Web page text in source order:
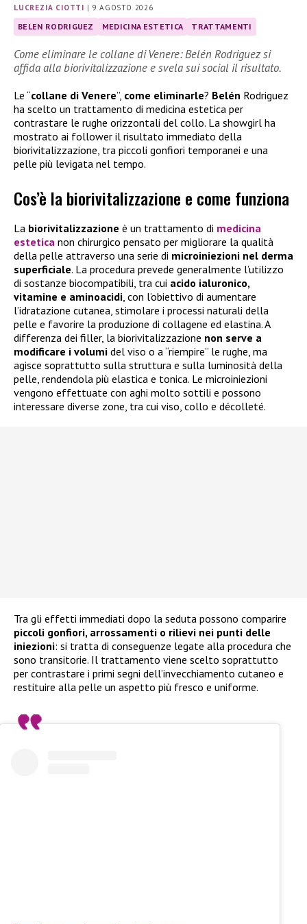
LUCREZIA CIOTTI | 9 AGOSTO 2026
BELEN RODRIGUEZ MEDICINA ESTETICA TRATTAMENTI
Come eliminare le collane di Venere: Belén Rodriguez si
affida alla biorivitalizzazione e svela sui social il risultato.
Le “collane di Venere”, come eliminarle? Belén Rodriguez
ha scelto un trattamento di medicina estetica per
contrastare le rughe orizzontali del collo. La showgirl ha
mostrato ai follower il risultato immediato della
biorivitalizzazione, tra piccoli gonfiori temporanei e una
pelle più levigata nel tempo.
Cos’è la biorivitalizzazione e come funziona
La biorivitalizzazione è un trattamento di medicina
estetica non chirurgico pensato per migliorare la qualità
della pelle attraverso una serie di microiniezioni nel derma
superficiale. La procedura prevede generalmente l’utilizzo
di sostanze biocompatibili, tra cui acido ialuronico,
vitamine e aminoacidi , con l’obiettivo di aumentare
l’idratazione cutanea, stimolare i processi naturali della
pelle e favorire la produzione di collagene ed elastina. A
differenza dei filler, la biorivitalizzazione non serve a
modificare i volumi del viso o a “riempire” le rughe, ma
agisce soprattutto sulla struttura e sulla luminosità della
pelle, rendendola più elastica e tonica. Le microiniezioni
vengono effettuate con aghi molto sottili e possono
interessare diverse zone, tra cui viso, collo e décolleté.
Tra gli effetti immediati dopo la seduta possono comparire
piccoli gonfiori, arrossamenti o rilievi nei punti delle
iniezioni: si tratta di conseguenze legate alla procedura che
sono transitorie. Il trattamento viene scelto soprattutto
per contrastare i primi segni dell’invecchiamento cutaneo e
restituire alla pelle un aspetto più fresco e uniforme.